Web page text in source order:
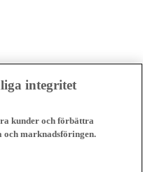
integritet
kunder och förbättra
och marknadsföringen.